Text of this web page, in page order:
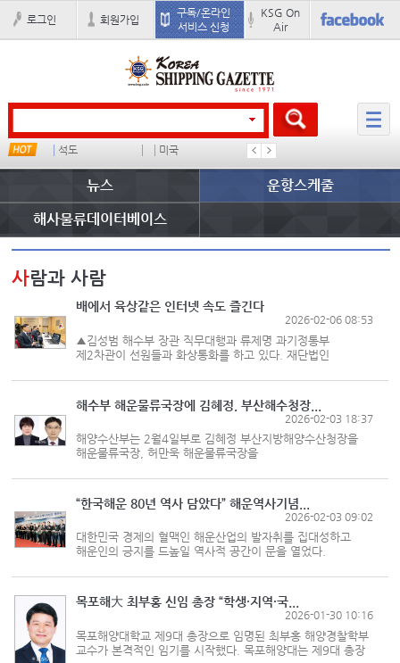
로그인 회원가입
구독/온라인
서비스 신청
KSG On
Air
석도 미국 컨테이너 임대사
뉴스 운항스케줄
해사물류데이터베이스
사람과 사람
배에서 육상같은 인터넷 속도 즐긴다
2026-02-06 08:53
▲김성범 해수부 장관 직무대행과 류제명 과기정통부
제2차관이 선원들과 화상통화를 하고 있다. 재단법인
대강당에서 올해부터 본격적으로 추진하는 선박 통신환경
개선 지원 사업을 기...
해수부 해운물류국장에 김혜정, 부산해수청장...
2026-02-03 18:37
해양수산부는 2월4일부로 김혜정 부산지방해양수산청장을
해운물류국장, 허만욱 해운물류국장을
인사를 실시했다. 김혜정 신임 해운물류국장은 1972년생으로
통영여고와 고려대 법학과를 졸업했다. ...
“한국해운 80년 역사 담았다” 해운역사기념...
2026-02-03 09:02
대한민국 경제의 혈맥인 해운산업의 발자취를 집대성하고
해운인의 긍지를 드높일 역사적 공간이 문을 열었다.
인사, 해운 단체장, 선사 대표 등이 참석한 가운데
한국해운역사기념관 개관식을 개...
목포해大 최부홍 신임 총장 “학생·지역·국...
2026-01-30 10:16
목포해양대학교 제9대 총장으로 임명된 최부홍 해양경찰학부
교수가 본격적인 임기를 시작했다. 목포해양대는 제9대 총장